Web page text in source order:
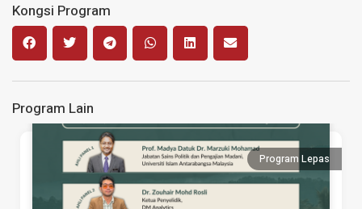
Kongsi Program
Program Lain
Program Lepas